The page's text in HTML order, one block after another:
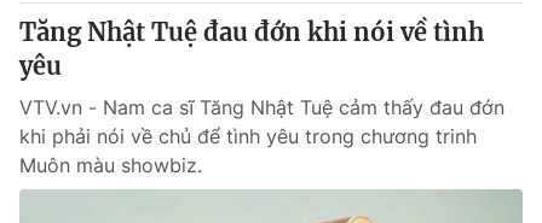
Giấy phép hoạt động báo in và báo điện tử số 483/GP-BTTTT
cấp ngày 29/12/2023
Tổng Biên tập:
Phó Tổng Biên tập: Nguyễn Thị Mỹ Hạnh, Phạm Quốc Thắng,
Nguyễn Trọng Ninh
Tổng đài VTV:024.38 355 931 - 024.38 355 932
Ðiện thoại Thời báo VTV:024.66 897 897
Tăng Nhật Tuệ đau đớn khi nói về tình
yêu
VTV.vn - Nam ca sĩ Tăng Nhật Tuệ cảm thấy đau đớn
khi phải nói về chủ để tình yêu trong chương trinh
Muôn màu showbiz.